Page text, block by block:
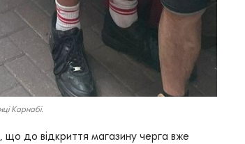
Карнабі.
що до відкриття магазину черга вже